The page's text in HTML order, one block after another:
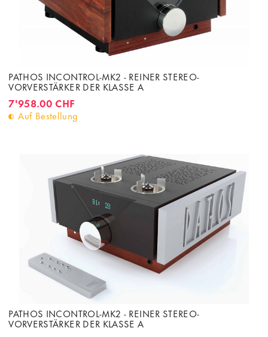
PATHOS INCONTROL-MK2 - REINER STEREO-
VORVERSTÄRKER DER KLASSE A
7'958.00 CHF
Auf Bestellung
PATHOS INCONTROL-MK2 - REINER STEREO-
VORVERSTÄRKER DER KLASSE A